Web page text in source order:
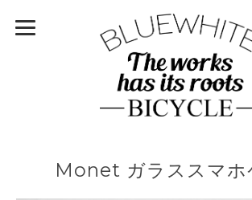
Monet ガラススマホ